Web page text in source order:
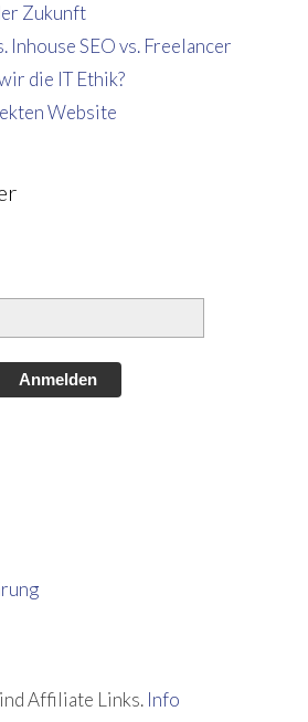
Zukunft
Inhouse SEO vs. Freelancer
die IT Ethik?
Website
Anmelden
Affiliate Links. Info